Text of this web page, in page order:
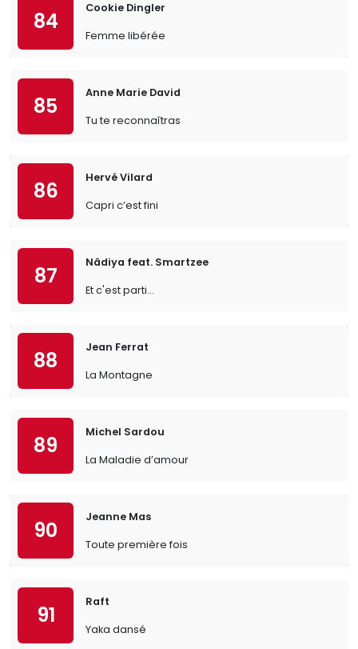
84
Cookie Dingler
Femme libérée
85
Anne Marie David
Tu te reconnaîtras
86
Hervé Vilard
Capri c’est fini
87
Nâdiya feat. Smartzee
Et c'est parti...
88
Jean Ferrat
La Montagne
89
Michel Sardou
La Maladie d’amour
90
Jeanne Mas
Toute première fois
91
Raft
Yaka dansé